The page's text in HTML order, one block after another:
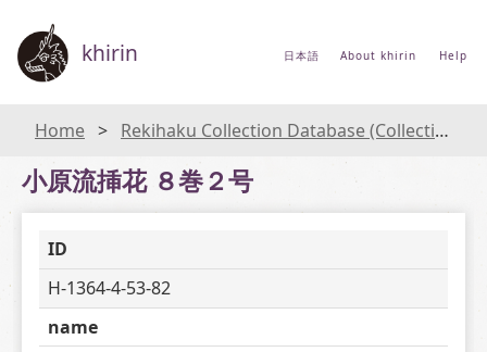
khirin 日本語 About khirin Help
Home Rekihaku Collection Database (Collections Database of the National Museum of Japanese History)
小原流挿花 ８巻２号
ID
H-1364-4-53-82
name